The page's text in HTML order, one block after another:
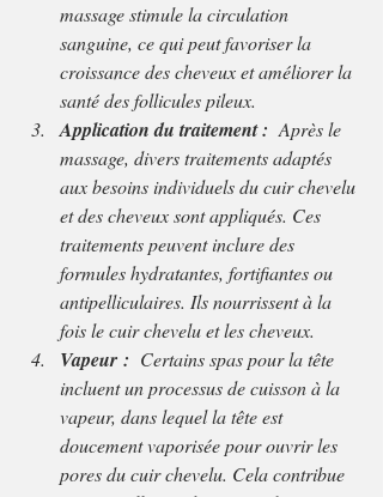
massage stimule la circulation
sanguine, ce qui peut favoriser la
croissance des cheveux et améliorer la
santé des follicules pileux.
Application du traitement : Après le
massage, divers traitements adaptés
aux besoins individuels du cuir chevelu
et des cheveux sont appliqués. Ces
traitements peuvent inclure des
formules hydratantes, fortifiantes ou
antipelliculaires. Ils nourrissent à la
fois le cuir chevelu et les cheveux.
Vapeur : Certains spas pour la tête
incluent un processus de cuisson à la
vapeur, dans lequel la tête est
doucement vaporisée pour ouvrir les
pores du cuir chevelu. Cela contribue